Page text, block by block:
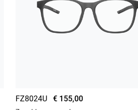
FZ8024U € 155,00